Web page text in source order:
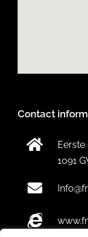
Contact
Eerste
1091